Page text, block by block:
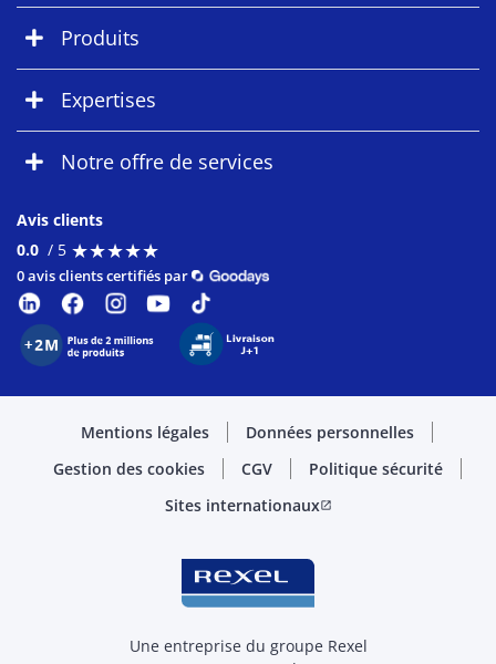
Produits
Expertises
Notre offre de services
Avis clients
0.0 / 5 ★★★★★
★★★★★
0 avis clients certifiés par
Mentions légales
Données personnelles
Gestion des cookies
CGV
Politique sécurité
Sites internationauxopen_in_new
Une entreprise du groupe Rexel